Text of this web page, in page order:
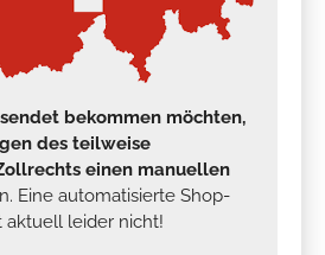
bekommen möchten,
des teilweise
einen manuellen
Eine automatisierte Shop-
aktuell leider nicht!